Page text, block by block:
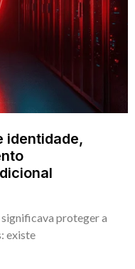
identidade,
proteger a
existe